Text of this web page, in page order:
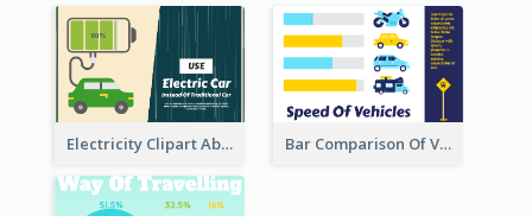
Electricity Clipart About Electric Car Bar Comparison Of Vehicles